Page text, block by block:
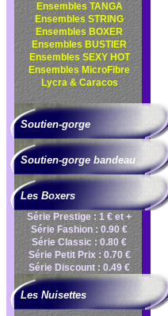
Ensembles TANGA
Ensembles STRING
Ensembles BOXER
Ensembles BUSTIER
Ensembles SEXY HOT
Ensembles MicroFibre
Lycra & Caracos
Soutien-gorge
Soutien-gorge bandeau
Les Boxers
Série Prestige : 1 € et +
Série Fashion : 0.90 €
Série Classic : 0.80 €
Série Petit Prix : 0.70 €
Série Discount : 0.49 €
Les Nuisettes